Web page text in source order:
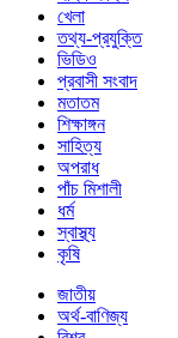
খেলা
তথ্য-প্রযুক্তি
ভিডিও
প্রবাসী সংবাদ
মতাতম
শিক্ষাঙ্গন
সাহিত্য
অপরাধ
পাঁচ মিশালী
ধর্ম
স্বাস্থ্য
কৃষি
জাতীয়
অর্থ-বাণিজ্য